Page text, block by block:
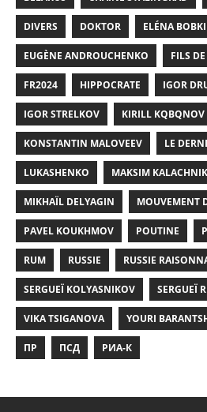
DIVERS DOKTOR ELÉNA
EUGÈNE ANDROUCHENKO FILS
FR2024 HIPPOCRATE IGOR
IGOR STRELKOV KIRILL KQBQNOV
KONSTANTIN MALOVEEV LE
LUKASHENKO MAKSIM
MIKHAÏL DELYAGIN MOUVEMENT
PAVEL KOUKHMOV POUTINE
RUM RUSSIE RUSSIE
SERGUEÏ KOLYASNIKOV SERGUEÏ
VIKA TSIGANOVA YOURI
ПР ПСД РИА-К